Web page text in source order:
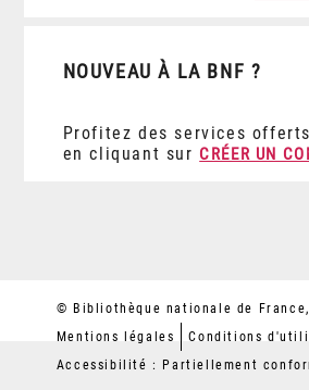
NOUVEAU À LA BNF ?
Profitez des services
en cliquant sur CRÉER UN
© Bibliothèque nationale de
Mentions légales
Conditions
Accessibilité : Partiellement